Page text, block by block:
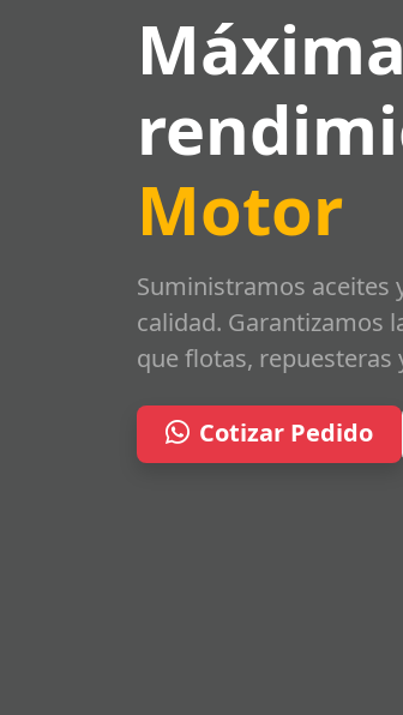
Motor
Suministramos aceites
calidad. Garantizamos
que flotas, repuesteras
Cotizar Pedido